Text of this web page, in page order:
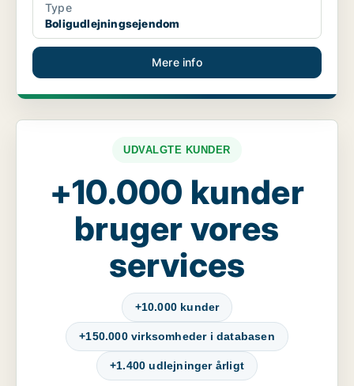
Type
Boligudlejningsejendom
Mere info
UDVALGTE KUNDER
+10.000 kunder
bruger vores
services
+10.000 kunder
+150.000 virksomheder i databasen
+1.400 udlejninger årligt